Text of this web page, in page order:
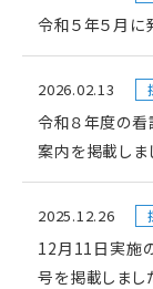
令和５年５月に
2026.02.13
令和８年度の
案内を掲載しま
2025.12.26
12月11日実施
号を掲載しまし